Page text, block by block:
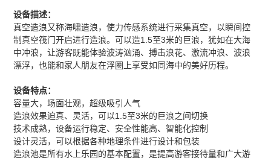
设备描述：
真空造浪又称海啸造浪，使力传感系统进行采集真空，以瞬间控
制真空筏门开启进行造浪。可以造1.5至3米的巨浪，犹如在大海
中冲浪，让游客既能体验波涛汹涌、搏击浪花、激流冲浪、波浪
漂浮，也能和家人朋友在浮圈上享受如同海中的美好历程。
设备特点：
容量大，场面壮观，超级吸引人气
造浪效果迫真、灵活，可以1.5至3米的巨浪之间切换
技术成熟，设备运行稳定、安全性能高、智能化控制
设计灵活，可以根据各种地理条件进行设计和包装
造浪池是所有水上乐园的基本配置，是提高游客接待量和广大游